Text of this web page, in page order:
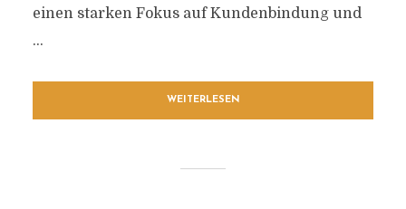
einen starken Fokus auf Kundenbindung und
...
WEITERLESEN